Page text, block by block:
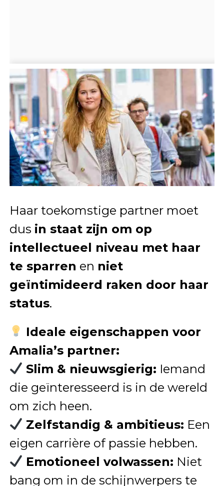
Haar toekomstige partner moet
dus in staat zijn om op
intellectueel niveau met haar
te sparren en niet
geïntimideerd raken door haar
status.
Ideale eigenschappen voor
Amalia’s partner:
Slim & nieuwsgierig: Iemand
die geïnteresseerd is in de wereld
om zich heen.
Zelfstandig & ambitieus: Een
eigen carrière of passie hebben.
Emotioneel volwassen: Niet
bang om in de schijnwerpers te